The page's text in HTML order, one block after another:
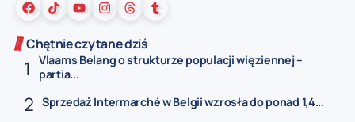
Chętnie czytane dziś
Vlaams Belang o strukturze populacji więziennej –
partia...
Sprzedaż Intermarché w Belgii wzrosła do ponad 1,4...